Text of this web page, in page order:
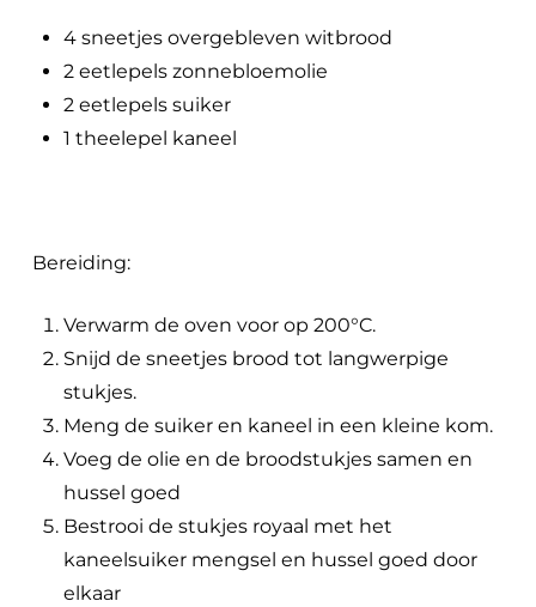
4 sneetjes overgebleven witbrood
2 eetlepels zonnebloemolie
2 eetlepels suiker
1 theelepel kaneel
Bereiding:
Verwarm de oven voor op 200°C.
Snijd de sneetjes brood tot langwerpige
stukjes.
Meng de suiker en kaneel in een kleine kom.
Voeg de olie en de broodstukjes samen en
hussel goed
Bestrooi de stukjes royaal met het
kaneelsuiker mengsel en hussel goed door
elkaar